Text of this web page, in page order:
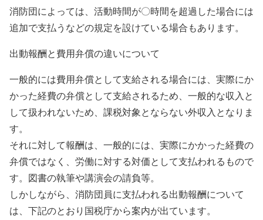
消防団によっては、活動時間が〇時間を超過した場合には
追加で支払うなどの規定を設けている場合もあります。
出動報酬と費用弁償の違いについて
一般的には費用弁償として支給される場合には、実際にか
かった経費の弁償として支給されるため、一般的な収入と
して扱われないため、課税対象とならない外収入となりま
す。
それに対して報酬は、一般的には、実際にかかった経費の
弁償ではなく、労働に対する対価として支払われるもので
す。図書の執筆や講演会の請負等。
しかしながら、消防団員に支払われる出動報酬について
は、下記のとおり国税庁から案内が出ています。